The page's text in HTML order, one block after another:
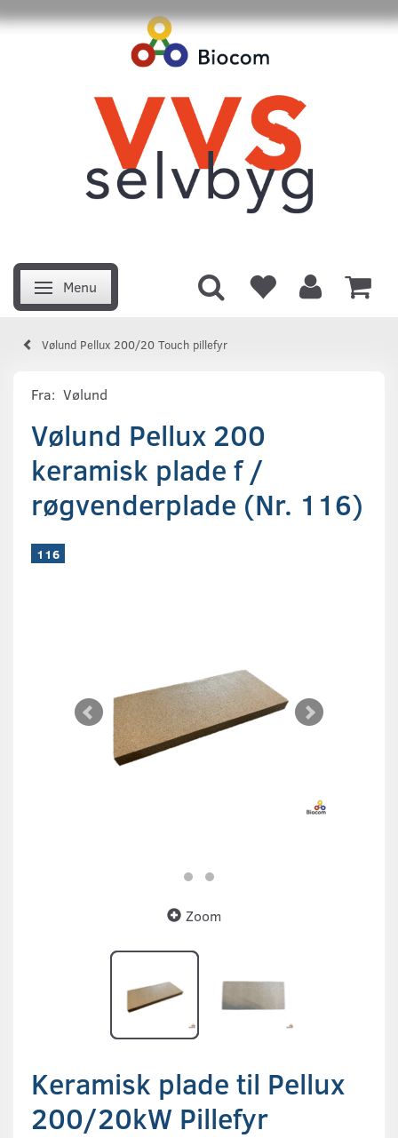
Skifte navigation
Menu
Vølund Pellux 200/20 Touch pillefyr
Fra: Vølund
Vølund Pellux 200
keramisk plade f /
røgvenderplade (Nr. 116)
116
Zoom
Keramisk plade til Pellux
200/20kW Pillefyr